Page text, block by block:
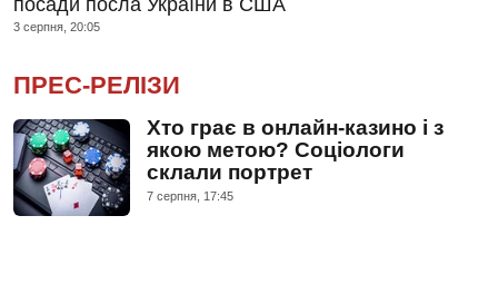
3 серпня, 20:05
ПРЕС-РЕЛІЗИ
Хто грає в онлайн-казино і з
якою метою? Соціологи
склали портрет
7 серпня, 17:45